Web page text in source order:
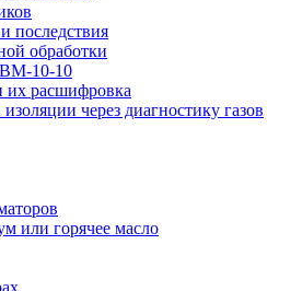
последствия
обработки
10-10
их расшифровка
через диагностику газов
или горячее масло